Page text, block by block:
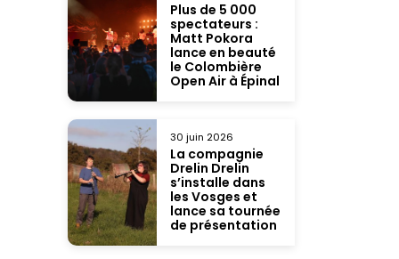
Plus de 5 000
spectateurs :
Matt Pokora
lance en beauté
le Colombière
Open Air à Épinal
30 juin 2026
La compagnie
Drelin Drelin
s’installe dans
les Vosges et
lance sa tournée
de présentation